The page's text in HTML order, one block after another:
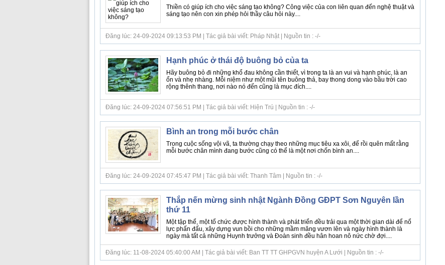
Thiền có giúp ích cho việc sáng tạo không? Công việc của con liên quan đến nghệ thuật và
sáng tạo nên con xin phép hỏi thầy câu hỏi này....
Đăng lúc: 24-09-2024 09:13:53 PM | Tác giả bài viết: Pháp Nhật | Nguồn tin : -/-
Hạnh phúc ở thái độ buông bỏ của ta
Hãy buông bỏ đi những khổ đau không cần thiết, vì trong ta là an vui và hạnh phúc, là an
ổn và nhẹ nhàng. Mỗi niệm như một mũi tên buông thả, bay thong dong vào bầu trời cao
rộng thênh thang, nơi nào nó đến cũng là mục đích....
Đăng lúc: 24-09-2024 07:56:51 PM | Tác giả bài viết: Hiện Trú | Nguồn tin : -/-
Bình an trong mỗi bước chân
Trong cuộc sống vội vã, ta thường chạy theo những mục tiêu xa xôi, để rồi quên mất rằng
mỗi bước chân mình đang bước cũng có thể là một nơi chốn bình an....
Đăng lúc: 24-09-2024 07:45:47 PM | Tác giả bài viết: Thanh Tâm | Nguồn tin : -/-
Thắp nến mừng sinh nhật Ngành Đồng GĐPT Sơn Nguyên lần
thứ 11
Một tập thể, một tổ chức được hình thành và phát triển đều trải qua một thời gian dài để nổ
lực phấn đấu, xây dựng vun bồi cho những mầm măng vươn lên và ngày hình thành là
ngày mà tất cả những Huynh trưởng và Đoàn sinh đều hân hoan nô nức chờ đợi....
Đăng lúc: 11-08-2024 05:40:00 AM | Tác giả bài viết: Ban TT TT GHPGVN huyện A Lưới | Nguồn tin : -/-